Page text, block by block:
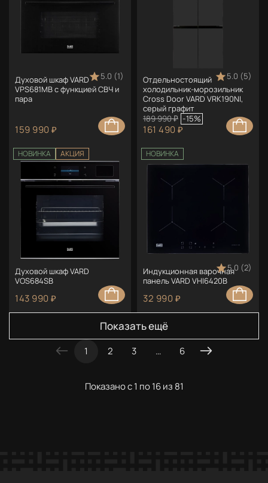
5.0 (1)
Духовой шкаф VARD
VPS681MB с функцией СВЧ и
пара
159 990 ₽
5.0 (5)
Отдельностоящий
холодильник-морозильник
Cross Door VARD VRK190NI,
серый графит
189 990 ₽ -15%
161 490 ₽
НОВИНКА АКЦИЯ
Духовой шкаф VARD
VOS684SB
143 990 ₽
НОВИНКА
5.0 (2)
Индукционная варочная
панель VARD VHI6420B
32 990 ₽
Показать ещё
1 2 3 … 6
Показано с 1 по 16 из 81